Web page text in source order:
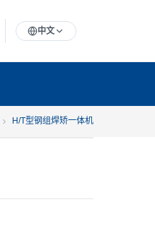
中文
H/T型钢组焊矫一体机